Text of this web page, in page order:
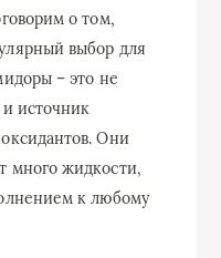
о том,
выбор для
– это не
источник
Они
много жидкости,
к любому